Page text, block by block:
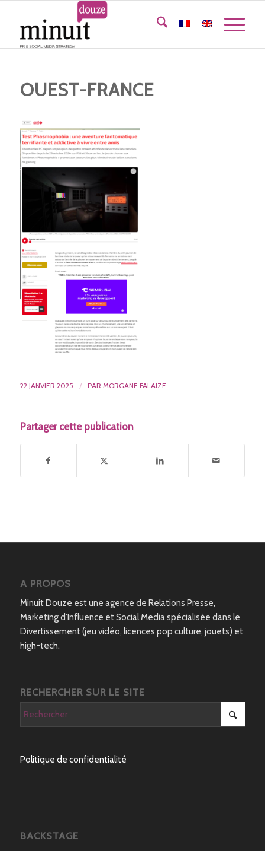
OUEST-FRANCE
22 JANVIER 2025 / PAR MORGANE FALAIZE
Partager cette publication
A PROPOS
Minuit Douze est une agence de Relations Presse,
Marketing d’Influence et Social Media spécialisée dans le
Divertissement (jeu vidéo, licences pop culture, jouets) et
high-tech.
RECHERCHER SUR LE SITE
Politique de confidentialité
BACKSTAGE